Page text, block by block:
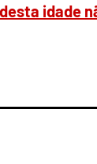
idade